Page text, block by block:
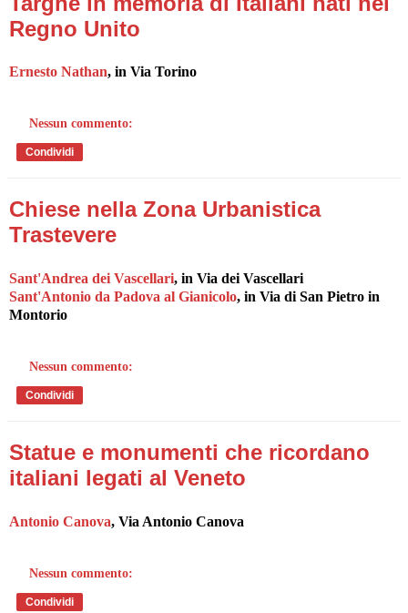
Regno Unito
Ernesto Nathan, in Via Torino
Nessun commento:
Condividi
Chiese nella Zona Urbanistica
Trastevere
Sant'Andrea dei Vascellari, in Via dei Vascellari
Sant'Antonio da Padova al Gianicolo, in Via di San Pietro in
Montorio
Nessun commento:
Condividi
Statue e monumenti che ricordano
italiani legati al Veneto
Antonio Canova, Via Antonio Canova
Nessun commento:
Condividi